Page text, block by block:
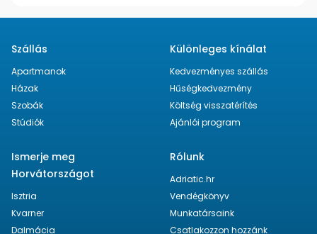
Szállás
Apartmanok
Házak
Szobák
Stúdiók
Különleges kínálat
Kedvezményes szállás
Hűségkedvezmény
Költség visszatérítés
Ajánlói program
Ismerje meg
Horvátországot
Isztria
Kvarner
Dalmácia
Rólunk
Adriatic.hr
Vendégkönyv
Munkatársaink
Csatlakozzon hozzánk